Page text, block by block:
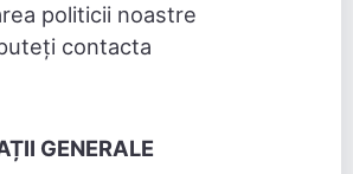
politicii noastre
contacta
GENERALE